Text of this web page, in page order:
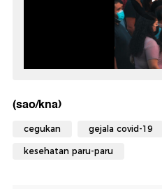
(sao/kna)
cegukan gejala covid-19
kesehatan paru-paru